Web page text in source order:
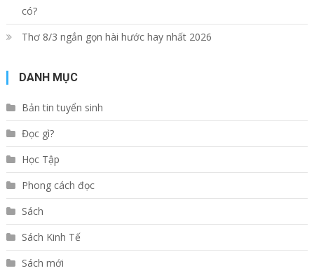
có?
Thơ 8/3 ngắn gọn hài hước hay nhất 2026
DANH MỤC
Bản tin tuyển sinh
Đọc gì?
Học Tập
Phong cách đọc
Sách
Sách Kinh Tế
Sách mới